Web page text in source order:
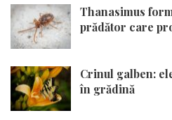
Thanasimus
prădător care
Crinul galben:
în grădină